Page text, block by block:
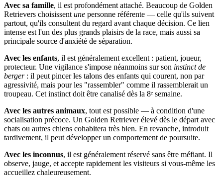
Avec sa famille, il est profondément attaché. Beaucoup de Golden
Retrievers choisissent une personne référente — celle qu'ils suivent
partout, qu'ils consultent du regard avant chaque décision. Ce lien
intense est l'un des plus grands plaisirs de la race, mais aussi sa
principale source d'anxiété de séparation.
Avec les enfants, il est généralement excellent : patient, joueur,
protecteur. Une vigilance s'impose néanmoins sur son instinct de
berger: il peut pincer les talons des enfants qui courent, non par
agressivité, mais pour les "rassembler" comme il rassemblerait un
troupeau. Cet instinct doit être canalisé dès la 8ᵉ semaine.
Avec les autres animaux, tout est possible — à condition d'une
socialisation précoce. Un Golden Retriever élevé dès le départ avec
chats ou autres chiens cohabitera très bien. En revanche, introduit
tardivement, il peut développer un comportement de poursuite.
Avec les inconnus, il est généralement réservé sans être méfiant. Il
observe, jauge, et accepte rapidement les visiteurs si vous-même les
accueillez chaleureusement.